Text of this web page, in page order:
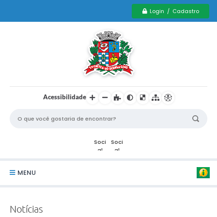
Login / Cadastro
Acessibilidade
MENU
Notícias